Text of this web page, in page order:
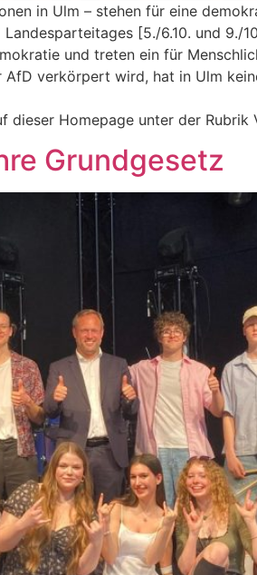
in Ulm – stehen für eine
[5./6.10. und 9./
und treten ein für
verkörpert wird, hat in Ulm
dieser Homepage unter der Rubrik
Grundgesetz